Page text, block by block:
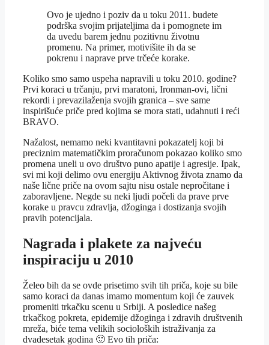
Ovo je ujedno i poziv da u toku 2011. budete
podrška svojim prijateljima da i pomognete im
da uvedu barem jednu pozitivnu životnu
promenu. Na primer, motivišite ih da se
pokrenu i naprave prve trčeće korake.
Koliko smo samo uspeha napravili u toku 2010. godine?
Prvi koraci u trčanju, prvi maratoni, Ironman-ovi, lični
rekordi i prevazilaženja svojih granica – sve same
inspirišuće priče pred kojima se mora stati, udahnuti i reći
BRAVO.
Nažalost, nemamo neki kvantitavni pokazatelj koji bi
preciznim matematičkim proračunom pokazao koliko smo
promena uneli u ovo društvo puno apatije i agresije. Ipak,
svi mi koji delimo ovu energiju Aktivnog života znamo da
naše lične priče na ovom sajtu nisu ostale nepročitane i
zaboravljene. Negde su neki ljudi počeli da prave prve
korake u pravcu zdravlja, džoginga i dostizanja svojih
pravih potencijala.
Nagrada i plakete za najveću
inspiraciju u 2010
Želeo bih da se ovde prisetimo svih tih priča, koje su bile
samo koraci da danas imamo momentum koji će zauvek
promeniti trkačku scenu u Srbiji. A posledice našeg
trkačkog pokreta, epidemije džoginga i zdravih društvenih
mreža, biće tema velikih socioloških istraživanja za
dvadesetak godina 🙂 Evo tih priča: